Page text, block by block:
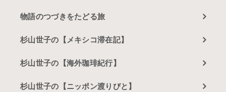
物語のつづきをたどる旅
杉山世子の【メキシコ滞在記】
杉山世子の【海外珈琲紀行】
杉山世子の【ニッポン渡りびと】